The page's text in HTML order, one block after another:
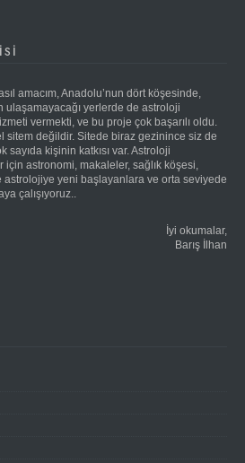
amacım, Anadolu’nun dört köşesinde,
ulaşamayacağı yerlerde de astroloji
vermekti, ve bu proje çok başarılı oldu.
sitem değildir. Sitede biraz gezinince siz de
kişinin katkısı var. Astroloji
astronomi, makaleler, sağlık köşesi,
yeni başlayanlara ve orta seviyede
çalışıyoruz..
İyi okumalar,
Barış İlhan